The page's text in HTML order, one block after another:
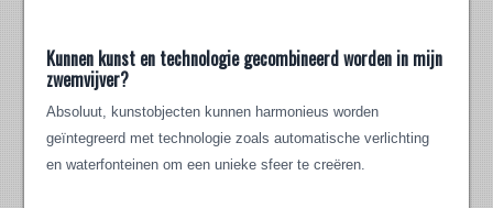
Kunnen kunst en technologie gecombineerd worden in mijn
zwemvijver?
Absoluut, kunstobjecten kunnen harmonieus worden
geïntegreerd met technologie zoals automatische verlichting
en waterfonteinen om een unieke sfeer te creëren.